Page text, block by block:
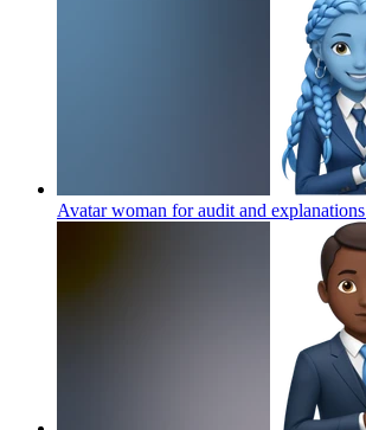
Avatar woman for audit and explanations